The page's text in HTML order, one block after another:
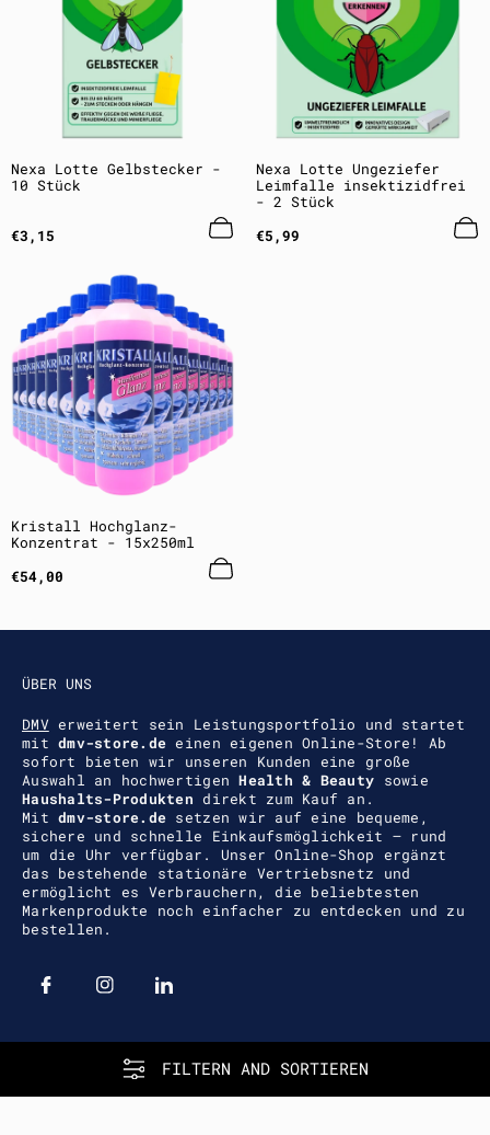
FILTERN AND SORTIEREN
Nexa Lotte Gelbstecker -
10 Stück
Regulärer
Preis
€3,15
Nexa Lotte Ungeziefer
Leimfalle insektizidfrei
- 2 Stück
Regulärer
Preis
€5,99
Kristall Hochglanz-
Konzentrat - 15x250ml
Regulärer
Preis
€54,00
ÜBER UNS
DMV erweitert sein Leistungsportfolio und startet
mitdmv-store.de einen eigenen Online-Store! Ab
sofort bieten wir unseren Kunden eine große
Auswahl an hochwertigenHealth & Beauty sowie
Haushalts-Produkten direkt zum Kauf an.
Mitdmv-store.de setzen wir auf eine bequeme,
sichere und schnelle Einkaufsmöglichkeit – rund
um die Uhr verfügbar. Unser Online-Shop ergänzt
das bestehende stationäre Vertriebsnetz und
ermöglicht es Verbrauchern, die beliebtesten
Markenprodukte noch einfacher zu entdecken und zu
bestellen.